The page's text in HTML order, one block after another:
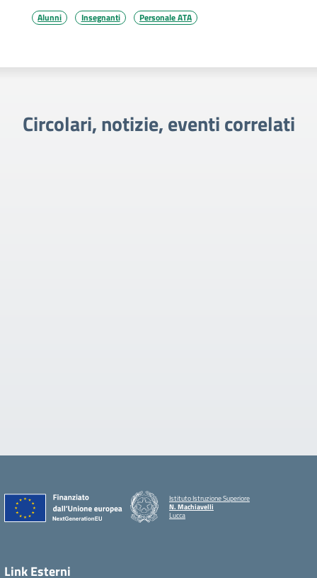
Alunni Insegnanti Personale ATA
Circolari, notizie, eventi correlati
Istituto Istruzione Superiore
N. Machiavelli
Lucca
Link Esterni